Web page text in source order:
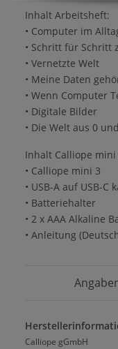
Inhalt Arbeitsheft:
• Computer im
• Schritt für Schritt
• Vernetzte Welt
• Meine Daten
• Wenn Computer
• Digitale Bilder
• Die Welt aus 0
Inhalt Calliope mini
• Calliope mini 3
• USB-A auf USB-C
• Batteriehalter
• 2 x AAA Alkaline
• Anleitung
Calliope gGmbH